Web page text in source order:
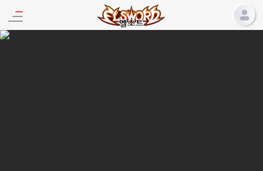
엘소드 프로모션